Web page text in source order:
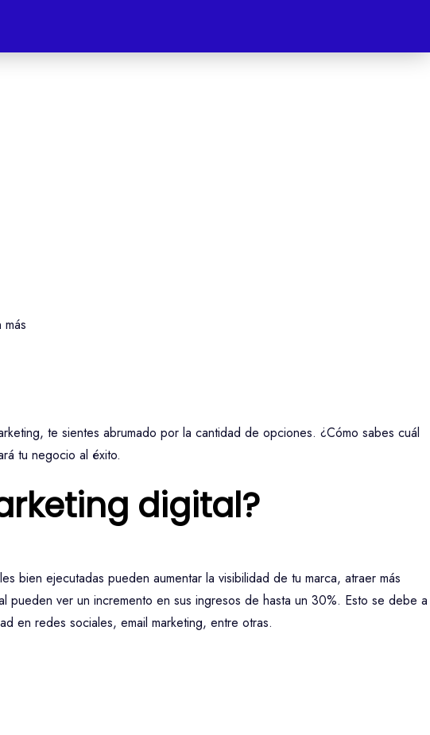
te sientes abrumado por la cantidad de opciones. ¿Cómo sabes cuál
tu negocio al éxito.
digital?
bien ejecutadas pueden aumentar la visibilidad de tu marca, atraer más
pueden ver un incremento en sus ingresos de hasta un 30%. Esto se debe a
en redes sociales, email marketing, entre otras.